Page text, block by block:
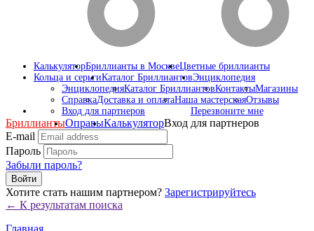
КалькуляторБриллианты в МосквеЦветные бриллианты
Кольца и серьгиКаталог БриллиантовЭнциклопедия
ЭнциклопедияКаталог БриллиантовКонтактыМагазины
СправкаДоставка и оплатаНаша мастерскаяОтзывы
Вход для партнеров
Перезвоните мне
БриллиантыОправыКалькуляторВход для партнеров
E-mail
Пароль
Забыли пароль?
Войти
Хотите стать нашим партнером? Зарегистрируйтесь
← К результатам поиска
Главная